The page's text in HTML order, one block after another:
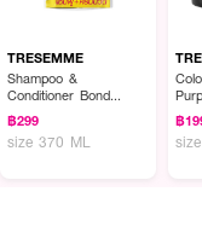
TRESEMME
Shampoo &
Conditioner Bond
Repair [370ml x 2pcs]
฿299
size 370 ML
฿